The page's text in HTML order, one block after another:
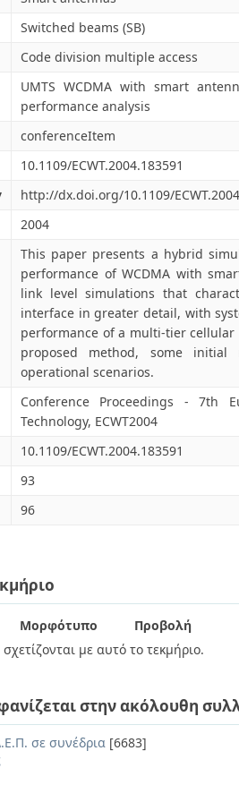
Switched beams (SB)
Code division multiple access
UMTS WCDMA with smart
performance analysis
conferenceItem
10.1109/ECWT.2004.183591
http://dx.doi.org/10.1109/
2004
This paper presents a hybrid
performance of WCDMA with
link level simulations that
interface in greater detail, with
performance of a multi-tier
proposed method, some
operational scenarios.
Conference Proceedings - 7th
Technology, ECWT2004
10.1109/ECWT.2004.183591
93
96
Μορφότυπο
Προβολή
με αυτό το τεκμήριο.
στην ακόλουθη
σε συνέδρια [6683]